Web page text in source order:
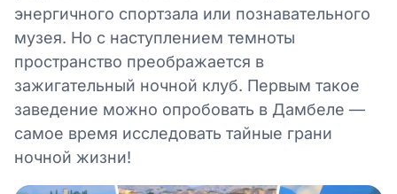
энергичного спортзала или познавательного
музея. Но с наступлением темноты
пространство преображается в
зажигательный ночной клуб. Первым такое
заведение можно опробовать в Дамбеле —
самое время исследовать тайные грани
ночной жизни!